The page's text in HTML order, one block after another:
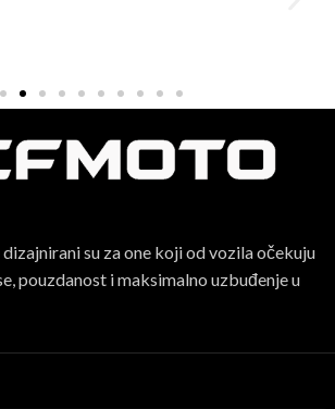
su za one koji od vozila očekuju
pouzdanost i maksimalno uzbuđenje u